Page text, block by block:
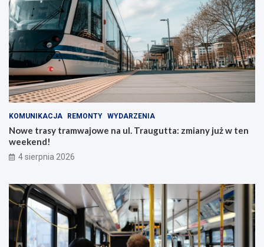
KOMUNIKACJA REMONTY WYDARZENIA
Nowe trasy tramwajowe na ul. Traugutta: zmiany już w ten
weekend!
4 sierpnia 2026